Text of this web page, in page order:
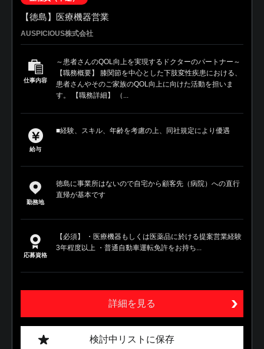
【徳島】医療機器営業
AUSPICIOUS株式会社
仕事内容
～患者さんのQOL向上を実現するドクターのパートナー～
【職務概要】 膝関節を中心とした下肢変性疾患における、
患者さんやそのご家族のQOL向上に向けた活動を担いま
す。 【職務詳細】 （...
給与
■経験、スキル、年齢を考慮の上、同社規定により優遇
勤務地
徳島に事業所はないので自宅から顧客先（病院）への直行
直帰が基本です
応募資格
【必須】 ・医療機器もしくは医薬品に於ける提案営業経験
3年程度以上 ・普通自動車運転免許をお持ち...
詳細を見る
検討中リストに保存